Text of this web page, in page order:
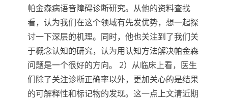
帕金森病语音障碍诊断研究。从他的资料查找
看，认为我们在这个领域有先发优势，想一起探
讨一下深层的机理。同时，他也关注到了我们关
于概念认知的研究，认为用认知方法解决帕金森
问题是一个很好的方向。 2）从临床上看，医生
们除了关注诊断正确率以外，更加关心的是结果
的可解释性和标记物的发现。这一点上文清近期